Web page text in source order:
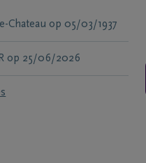
Chateau op 05/03/1937
op 25/06/2026